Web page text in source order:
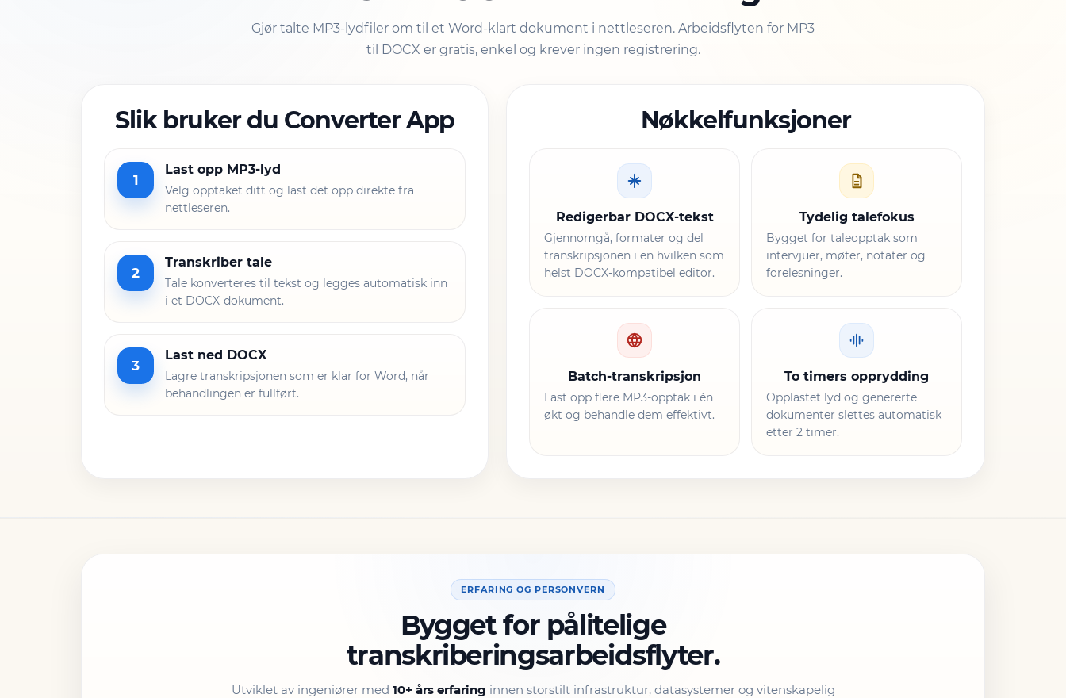
Gjør talte MP3-lydfiler om til et Word-klart dokument i nettleseren. Arbeidsflyten for MP3
til DOCX er gratis, enkel og krever ingen registrering.
Slik bruker du Converter App
1
Last opp MP3-lyd
Velg opptaket ditt og last det opp direkte fra
nettleseren.
2
Transkriber tale
Tale konverteres til tekst og legges automatisk inn
i et DOCX-dokument.
3
Last ned DOCX
Lagre transkripsjonen som er klar for Word, når
behandlingen er fullført.
Nøkkelfunksjoner
Redigerbar DOCX-tekst
Gjennomgå, formater og del
transkripsjonen i en hvilken som
helst DOCX-kompatibel editor.
Tydelig talefokus
Bygget for taleopptak som
intervjuer, møter, notater og
forelesninger.
Batch-transkripsjon
Last opp flere MP3-opptak i én
økt og behandle dem effektivt.
To timers opprydding
Opplastet lyd og genererte
dokumenter slettes automatisk
etter 2 timer.
ERFARING OG PERSONVERN
Bygget for pålitelige
transkriberingsarbeidsflyter.
Utviklet av ingeniører med 10+ års erfaring innen storstilt infrastruktur, datasystemer og vitenskapelig